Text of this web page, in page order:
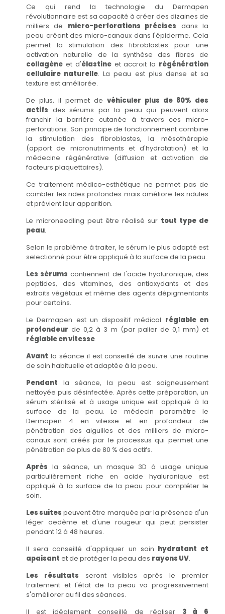
Ce qui rend la technologie du Dermapen
révolutionnaire est sa capacité à créer des dizaines de
milliers de micro-perforations précises dans la
peau créant des micro-canaux dans l'épiderme. Cela
permet la stimulation des fibroblastes pour une
activation naturelle de la synthèse des fibres de
collagène et d'élastineet accroit la régénération
cellulaire naturelle. La peau est plus dense et sa
texture est améliorée.
De plus, il permet devéhiculer plus de 80% des
actifs des sérums par la peau qui peuvent alors
franchir la barrière cutanée à travers ces micro-
perforations. Son principe de fonctionnement combine
la stimulation des fibroblastes, la mésothérapie
(apport de micronutriments et d'hydratation) et la
médecine régénérative (diffusion et activation de
facteurs plaquettaires).
Ce traitement médico-esthétique ne permet pas de
combler les rides profondes mais améliore les ridules
et prévient leur apparition.
Le microneedling peut être réalisé sur tout type de
peau.
Selon le problème à traiter, le sérum le plus adapté est
selectionné pour être appliqué à la surface de la peau.
Les sérums contiennent de l'acide hyaluronique, des
peptides, des vitamines, des antioxydants et des
extraits végétaux et même des agents dépigmentants
pour certains.
Le Dermapen est un dispositif médical réglable en
profondeur de 0,2 à 3 m (par palier de 0,1 mm) et
réglable en vitesse.
Avant la séance il est conseillé de suivre une routine
de soin habituelle et adaptée à la peau.
Pendant la séance, la peau est soigneusement
nettoyée puis désinfectée. Après cette préparation, un
sérum stérilisé et à usage unique est appliqué à la
surface de la peau. Le médecin paramètre le
Dermapen 4 en vitesse et en profondeur de
pénétration des aiguilles et des milliers de micro-
canaux sont créés par le processus qui permet une
pénétration de plus de 80 % des actifs.
Après la séance, un masque 3D à usage unique
particulièrement riche en acide hyaluronique est
appliqué à la surface de la peau pour compléter le
soin.
Les suites peuvent être marquée par la présence d'un
léger oedème et d'une rougeur qui peut persister
pendant 12 à 48 heures.
Il sera conseillé d'appliquer un soin hydratant et
apaisant et de protéger la peau des rayons UV.
Les résultats seront visibles après le premier
traitement et l'état de la peau va progressivement
s'améliorer au fil des séances.
Il est idéalement conseillé de réaliser 3 à 6